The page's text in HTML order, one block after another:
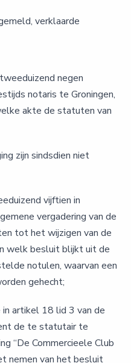
verklaarde
negen
notaris te Groningen,
akte de statuten van
zijn sindsdien niet
vijftien in
vergadering van de
tot het wijzigen van de
welk besluit blijkt uit de
notulen, waarvan een
gehecht;
artikel 18 lid 3 van de
de te statutair te
“De Commercieele Club
nemen van het besluit